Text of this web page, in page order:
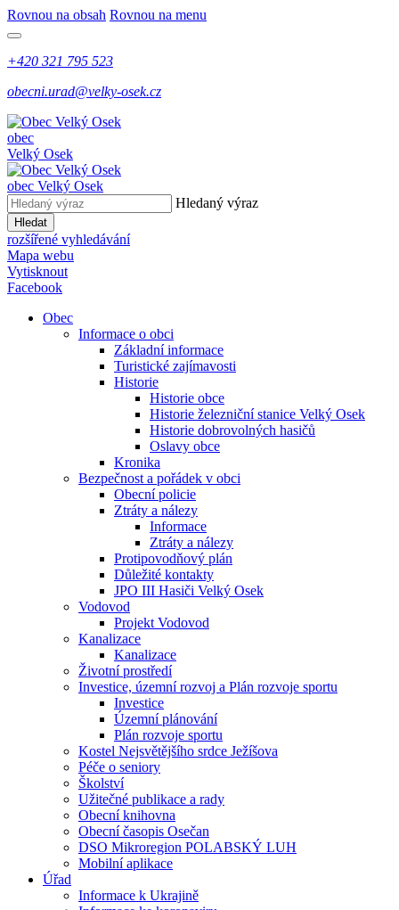
Rovnou na obsah Rovnou na menu
+420 321 795 523
obecni.urad@velky-osek.cz
obec
Velký Osek
obec Velký Osek
Hledaný výraz
Hledat
rozšířené vyhledávání
Mapa webu
Vytisknout
Facebook
Obec
Informace o obci
Základní informace
Turistické zajímavosti
Historie
Historie obce
Historie železniční stanice Velký Osek
Historie dobrovolných hasičů
Oslavy obce
Kronika
Bezpečnost a pořádek v obci
Obecní policie
Ztráty a nálezy
Informace
Ztráty a nálezy
Protipovodňový plán
Důležité kontakty
JPO III Hasiči Velký Osek
Vodovod
Projekt Vodovod
Kanalizace
Kanalizace
Životní prostředí
Investice, územní rozvoj a Plán rozvoje sportu
Investice
Územní plánování
Plán rozvoje sportu
Kostel Nejsvětějšího srdce Ježíšova
Péče o seniory
Školství
Užitečné publikace a rady
Obecní knihovna
Obecní časopis Osečan
DSO Mikroregion POLABSKÝ LUH
Mobilní aplikace
Úřad
Informace k Ukrajině